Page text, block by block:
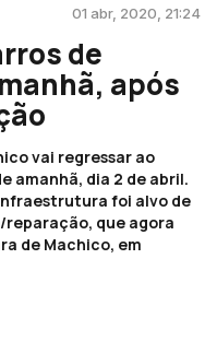
01 abr, 2020, 21:24
de
após
vai regressar ao
amanhã, dia 2 de abril.
foi alvo de
que agora
de Machico, em